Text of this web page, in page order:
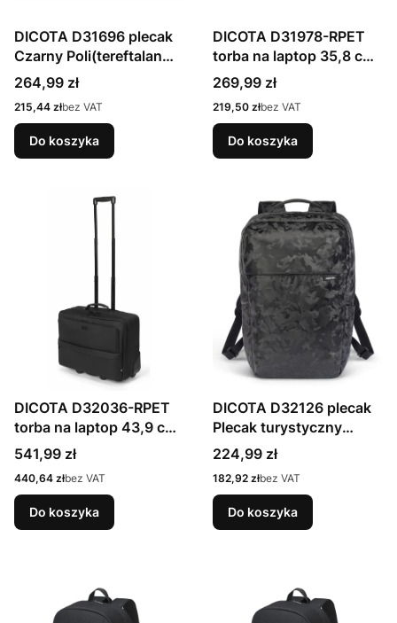
DICOTA D31696 plecak
Czarny Poli(tereftalan
etylenu) (PET)
Cena
264,99 zł
Cena
215,44 złbez VAT
Do koszyka
DICOTA D31978-RPET
torba na laptop 35,8 cm
(14.1") Torba damska
Szary
Cena
269,99 zł
Cena
219,50 złbez VAT
Do koszyka
DICOTA D32036-RPET
torba na laptop 43,9 cm
(17.3") Pokrowiec w typie
walizki na naóżkach
Czarny
Cena
541,99 zł
Cena
440,64 złbez VAT
Do koszyka
DICOTA D32126 plecak
Plecak turystyczny
Kamuflaż Poliester
Cena
224,99 zł
Cena
182,92 złbez VAT
Do koszyka